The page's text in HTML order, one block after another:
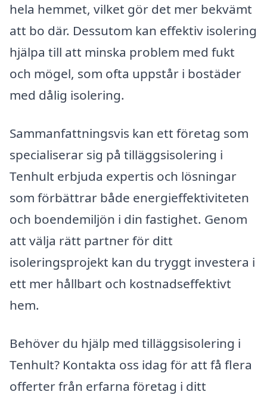
hela hemmet, vilket gör det mer bekvämt
att bo där. Dessutom kan effektiv isolering
hjälpa till att minska problem med fukt
och mögel, som ofta uppstår i bostäder
med dålig isolering.
Sammanfattningsvis kan ett företag som
specialiserar sig på tilläggsisolering i
Tenhult erbjuda expertis och lösningar
som förbättrar både energieffektiviteten
och boendemiljön i din fastighet. Genom
att välja rätt partner för ditt
isoleringsprojekt kan du tryggt investera i
ett mer hållbart och kostnadseffektivt
hem.
Behöver du hjälp med tilläggsisolering i
Tenhult? Kontakta oss idag för att få flera
offerter från erfarna företag i ditt